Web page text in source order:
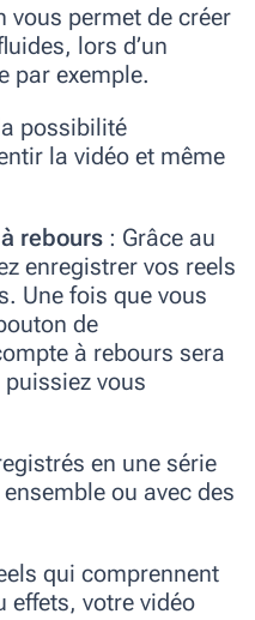
vous permet de créer
lors d’un
par exemple.
possibilité
la vidéo et même
rebours : Grâce au
enregistrer vos reels
Une fois que vous
de
à rebours sera
vous
en une série
ou avec des
qui comprennent
effets, votre vidéo